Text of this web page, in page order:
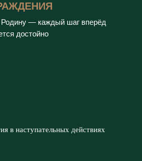
— каждый шаг вперёд
достойно
в наступательных действиях